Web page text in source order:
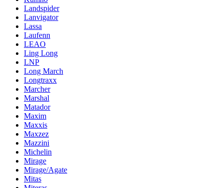
Landspider
Lanvigator
Lassa
Laufenn
LEAO
Ling Long
LNP
Long March
Longtraxx
Marcher
Marshal
Matador
Maxim
Maxxis
Maxzez
Mazzini
Michelin
Mirage
Mirage/Agate
Mitas